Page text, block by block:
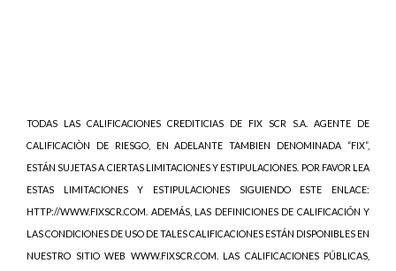
TODAS LAS CALIFICACIONES CREDITICIAS DE FIX SCR S.A. AGENTE DE
CALIFICACIÒN DE RIESGO, EN ADELANTE TAMBIEN DENOMINADA “FIX”,
ESTÁN SUJETAS A CIERTAS LIMITACIONES Y ESTIPULACIONES. POR FAVOR LEA
ESTAS LIMITACIONES Y ESTIPULACIONES SIGUIENDO ESTE ENLACE:
HTTP://WWW.FIXSCR.COM. ADEMÁS, LAS DEFINICIONES DE CALIFICACIÓN Y
LAS CONDICIONES DE USO DE TALES CALIFICACIONES ESTÁN DISPONIBLES EN
NUESTRO SITIO WEB WWW.FIXSCR.COM. LAS CALIFICACIONES PÚBLICAS,